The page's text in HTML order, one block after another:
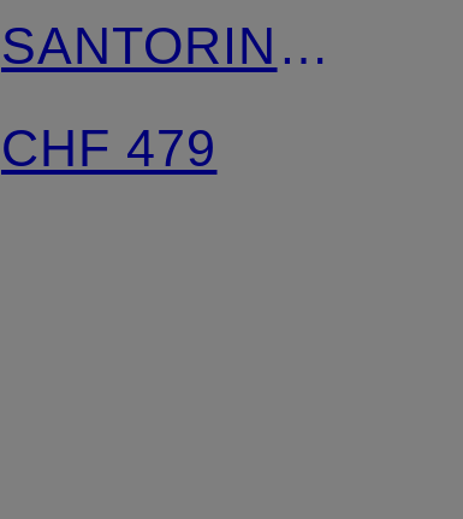
SANTORIN
SUPER LONG
CHF 479